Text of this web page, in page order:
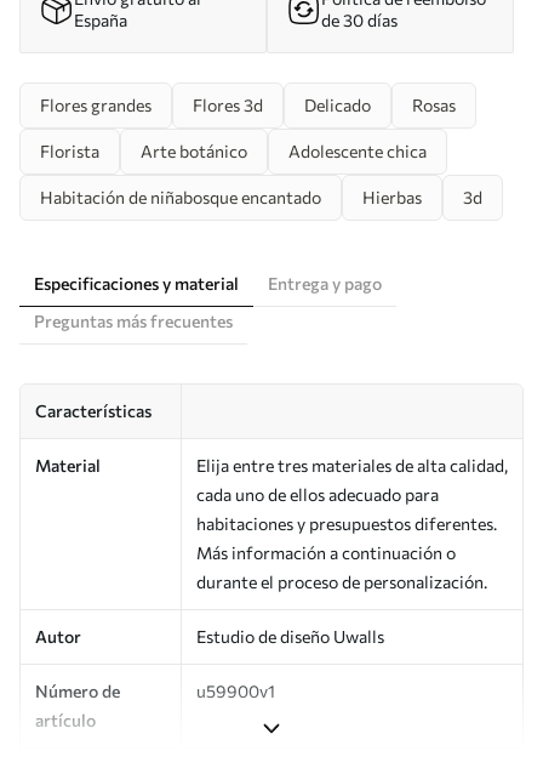
España
de 30 días
Flores grandes Flores 3d Delicado Rosas
Florista Arte botánico Adolescente chica
Habitación de niñabosque encantado Hierbas 3d
Especificaciones y material
Entrega y pago
Preguntas más frecuentes
Características
Material
Elija entre tres materiales de alta calidad,
cada uno de ellos adecuado para
habitaciones y presupuestos diferentes.
Más información a continuación o
durante el proceso de personalización.
Autor Estudio de diseño Uwalls
Número de
artículo
u59900v1